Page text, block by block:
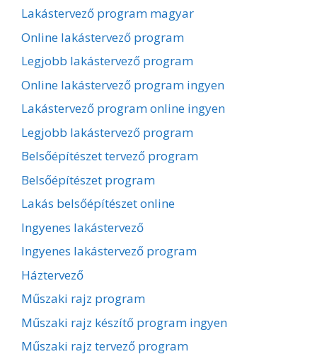
Lakástervező program magyar
Online lakástervező program
Legjobb lakástervező program
Online lakástervező program ingyen
Lakástervező program online ingyen
Legjobb lakástervező program
Belsőépítészet tervező program
Belsőépítészet program
Lakás belsőépítészet online
Ingyenes lakástervező
Ingyenes lakástervező program
Háztervező
Műszaki rajz program
Műszaki rajz készítő program ingyen
Műszaki rajz tervező program